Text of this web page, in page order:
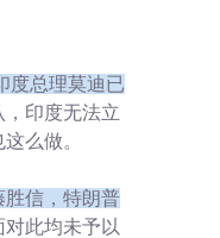
度总理莫迪已
，印度无法立
么做。
胜信，特朗普
此均未予以